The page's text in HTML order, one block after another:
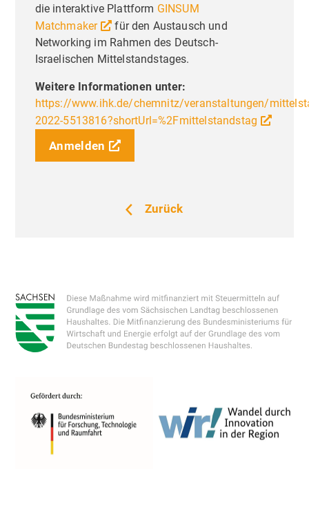
die interaktive Plattform GINSUM
Matchmaker
für den Austausch und
Networking im Rahmen des Deutsch-
Israelischen Mittelstandstages.
Weitere Informationen unter:
https://www.ihk.de/chemnitz/veranstaltungen/
2022-5513816?shortUrl=%2Fmittelstandstag
Anmelden
Zurück